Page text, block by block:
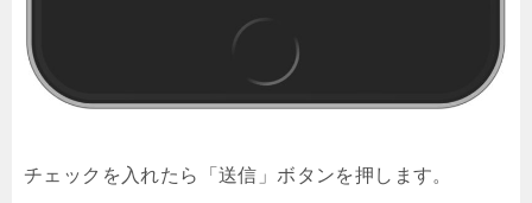
チェックを入れたら「送信」ボタンを押します。